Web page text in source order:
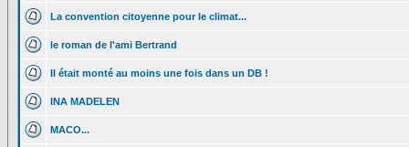
La convention citoyenne pour le climat...
le roman de l'ami Bertrand
Il était monté au moins une fois dans un DB !
INA MADELEN
MACO...